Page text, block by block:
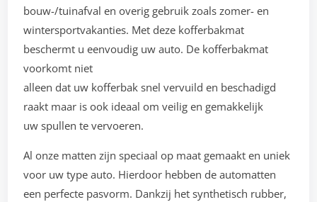
bouw-/tuinafval en overig gebruik zoals zomer- en
wintersportvakanties. Met deze kofferbakmat
beschermt u eenvoudig uw auto. De kofferbakmat
voorkomt niet
alleen dat uw kofferbak snel vervuild en beschadigd
raakt maar is ook ideaal om veilig en gemakkelijk
uw spullen te vervoeren.
Al onze matten zijn speciaal op maat gemaakt en uniek
voor uw type auto. Hierdoor hebben de automatten
een perfecte pasvorm. Dankzij het synthetisch rubber,